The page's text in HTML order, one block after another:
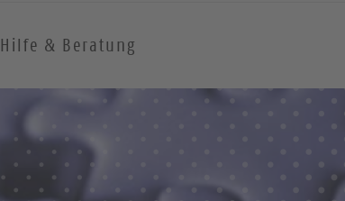
Hilfe & Beratung